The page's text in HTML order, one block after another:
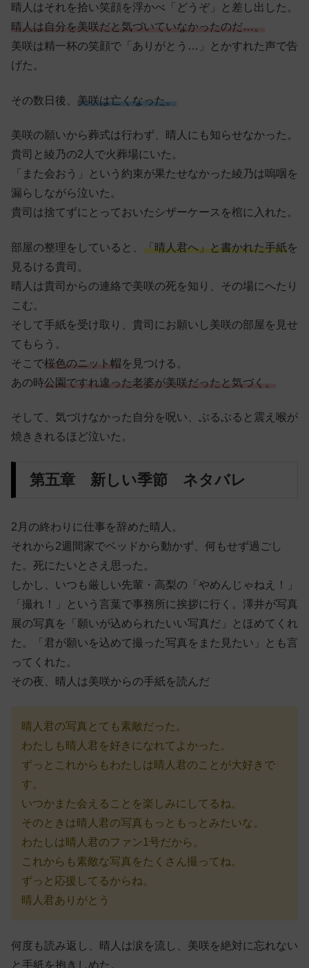
晴人はそれを拾い笑顔を浮かべ「どうぞ」と差し出した。
晴人は自分を美咲だと気づいていなかったのだ…。
美咲は精一杯の笑顔で「ありがとう…」とかすれた声で告
げた。
その数日後、 美咲は亡くなった。
美咲の願いから葬式は行わず、晴人にも知らせなかった。
貴司と綾乃の2人で火葬場にいた。
「また会おう」という約束が果たせなかった綾乃は嗚咽を
漏らしながら泣いた。
貴司は捨てずにとっておいたシザーケースを棺に入れた。
部屋の整理をしていると、 「晴人君へ」と書かれた手紙を
見るける貴司。
晴人は貴司からの連絡で美咲の死を知り、その場にへたり
こむ。
そして手紙を受け取り、貴司にお願いし美咲の部屋を見せ
てもらう。
そこで桜色のニット帽を見つける。
あの時公園ですれ違った老婆が美咲だったと気づく。
そして、気づけなかった自分を呪い、ぶるぶると震え喉が
焼ききれるほど泣いた。
第五章 新しい季節 ネタバレ
2月の終わりに仕事を辞めた晴人。
それから2週間家でベッドから動かず、何もせず過ごし
た。死にたいとさえ思った。
しかし、いつも厳しい先輩・高梨の「やめんじゃねえ！」
「撮れ！」という言葉で事務所に挨拶に行く。澤井が写真
展の写真を「願いが込められたいい写真だ」とほめてくれ
た。「君が願いを込めて撮った写真をまた見たい」とも言
ってくれた。
その夜、晴人は美咲からの手紙を読んだ
晴人君の写真とても素敵だった。
わたしも晴人君を好きになれてよかった。
ずっとこれからもわたしは晴人君のことが大好きで
す。
いつかまた会えることを楽しみにしてるね。
そのときは晴人君の写真もっともっとみたいな。
わたしは晴人君のファン1号だから。
これからも素敵な写真をたくさん撮ってね。
ずっと応援してるからね。
晴人君ありがとう
何度も読み返し、晴人は涙を流し、美咲を絶対に忘れない
と手紙を抱きしめた。